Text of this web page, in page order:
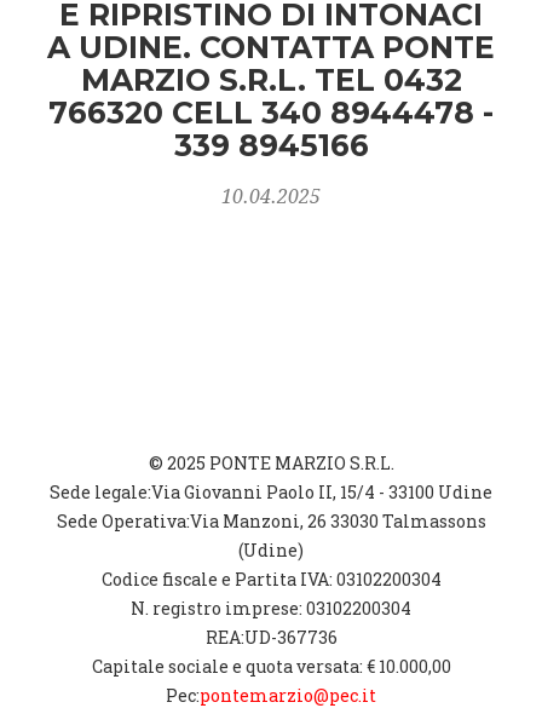
E RIPRISTINO DI INTONACI
A UDINE. CONTATTA PONTE
MARZIO S.R.L. TEL 0432
766320 CELL 340 8944478 -
339 8945166
10.04.2025
© 2025 PONTE MARZIO S.R.L.
Sede legale:Via Giovanni Paolo II, 15/4 - 33100 Udine
Sede Operativa:Via Manzoni, 26 33030 Talmassons
(Udine)
Codice fiscale e Partita IVA: 03102200304
N. registro imprese: 03102200304
REA:UD-367736
Capitale sociale e quota versata: € 10.000,00
Pec:pontemarzio@pec.it